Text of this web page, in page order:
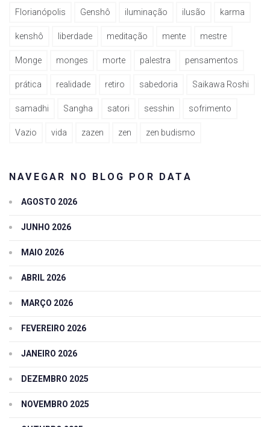
Florianópolis Genshô iluminação ilusão karma
kenshô liberdade meditação mente mestre
Monge monges morte palestra pensamentos
prática realidade retiro sabedoria Saikawa Roshi
samadhi Sangha satori sesshin sofrimento
Vazio vida zazen zen zen budismo
NAVEGAR NO BLOG POR DATA
AGOSTO 2026
JUNHO 2026
MAIO 2026
ABRIL 2026
MARÇO 2026
FEVEREIRO 2026
JANEIRO 2026
DEZEMBRO 2025
NOVEMBRO 2025